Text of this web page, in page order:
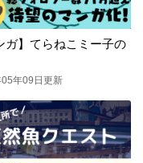
ガ】てらねこミー子の
年09日更新